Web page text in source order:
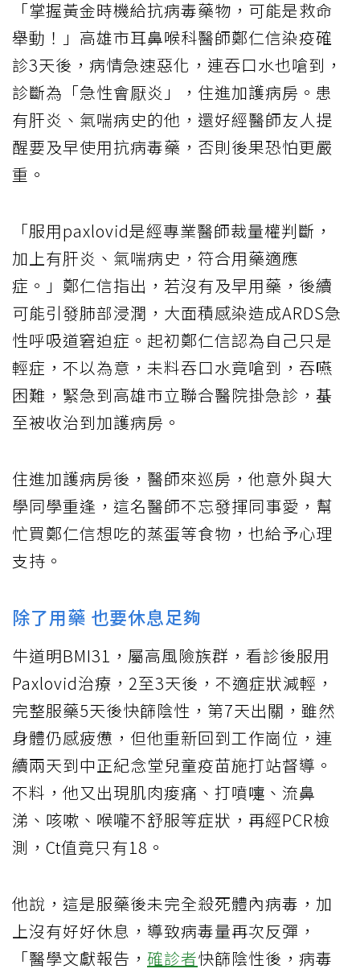
「掌握黃金時機給抗病毒藥物，可能是救命
舉動！」高雄市耳鼻喉科醫師鄭仁信染疫確
診3天後，病情急速惡化，連吞口水也嗆到，
診斷為「急性會厭炎」，住進加護病房。患
有肝炎、氣喘病史的他，還好經醫師友人提
醒要及早使用抗病毒藥，否則後果恐怕更嚴
重。
「服用paxlovid是經專業醫師裁量權判斷，
加上有肝炎、氣喘病史，符合用藥適應
症。」鄭仁信指出，若沒有及早用藥，後續
可能引發肺部浸潤，大面積感染造成ARDS急
性呼吸道窘迫症。起初鄭仁信認為自己只是
輕症，不以為意，未料吞口水竟嗆到，吞嚥
困難，緊急到高雄市立聯合醫院掛急診，蜝
至被收治到加護病房。
住進加護病房後，醫師來巡房，他意外與大
學同學重逢，這名醫師不忘發揮同事愛，幫
忙買鄭仁信想吃的蒸蛋等食物，也給予心理
支持。
除了用藥 也要休息足夠
牛道明BMI31，屬高風險族群，看診後服用
Paxlovid治療，2至3天後，不適症狀減輕，
完整服藥5天後快篩陰性，第7天出關，雖然
身體仍感疲憊，但他重新回到工作崗位，連
續兩天到中正紀念堂兒童疫苗施打站督導。
不料，他又出現肌肉痠痛、打噴嚏、流鼻
涕、咳嗽、喉嚨不舒服等症狀，再經PCR檢
測，Ct值竟只有18。
他說，這是服藥後未完全殺死體內病毒，加
上沒有好好休息，導致病毒量再次反彈，
「醫學文獻報告， 確診者快篩陰性後，病毒